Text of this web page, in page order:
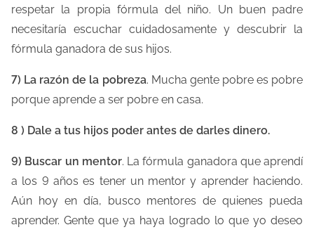
respetar la propia fórmula del niño. Un buen padre
necesitaría escuchar cuidadosamente y descubrir la
fórmula ganadora de sus hijos.
7) La razón de la pobreza. Mucha gente pobre es pobre
porque aprende a ser pobre en casa.
8 ) Dale a tus hijos poder antes de darles dinero.
9) Buscar un mentor. La fórmula ganadora que aprendí
a los 9 años es tener un mentor y aprender haciendo.
Aún hoy en día, busco mentores de quienes pueda
aprender. Gente que ya haya logrado lo que yo deseo